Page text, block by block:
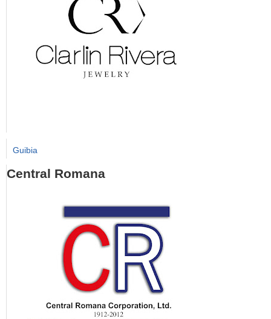
Guibia
Central Romana